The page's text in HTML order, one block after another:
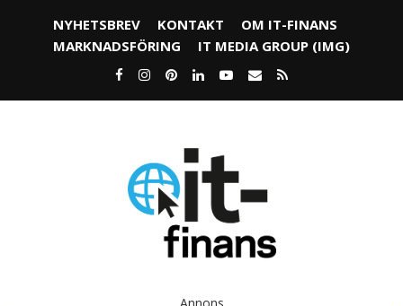
NYHETSBREV KONTAKT
OM IT-FINANS
MARKNADSFÖRING
IT MEDIA GROUP (IMG)
Annons